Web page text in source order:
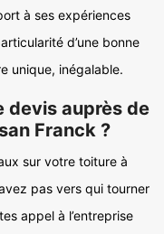
à ses expériences
d’une bonne
unique, inégalable.
devis auprès de
Franck ?
sur votre toiture à
pas vers qui tourner
appel à l’entreprise